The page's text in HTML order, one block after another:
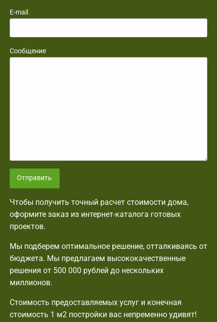
E-mail
Сообщение
Отправить
Чтобы получить точный расчет стоимости дома,
оформите заказ из интернет-каталога готовых
проектов.
Мы подберем оптимальное решение, отталкиваясь от
бюджета. Мы предлагаем высококачественные
решения от 500 000 рублей до нескольких
миллионов.
Стоимость предоставляемых услуг и конечная
стоимость 1 м2 постройки вас непременно удивят!